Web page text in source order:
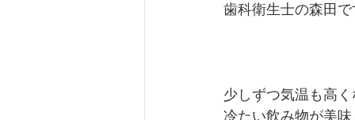
歯科衛生士の森田で
少しずつ気温も高く
冷たい飲み物が美味